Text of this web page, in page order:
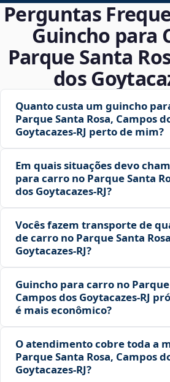
Perguntas
Guincho para
Parque Santa
dos
Quanto custa um guincho
Parque Santa Rosa, Campos
Goytacazes‑RJ perto de mim?
Em quais situações devo
para carro no Parque Santa
dos Goytacazes‑RJ?
Vocês fazem transporte de
de carro no Parque Santa
Goytacazes‑RJ?
Guincho para carro no Parque
Campos dos Goytacazes‑RJ
é mais econômico?
O atendimento cobre toda a
Parque Santa Rosa, Campos
Goytacazes‑RJ?